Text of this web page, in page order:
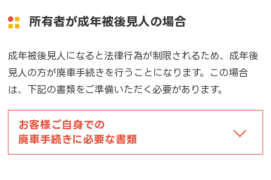
所有者が成年被後見人の場合
成年被後見人になると法律行為が制限されるため、成年後
見人の方が廃車手続きを行うことになります。この場合
は、下記の書類をご準備いただく必要があります。
お客様ご自身での
廃車手続きに必要な書類